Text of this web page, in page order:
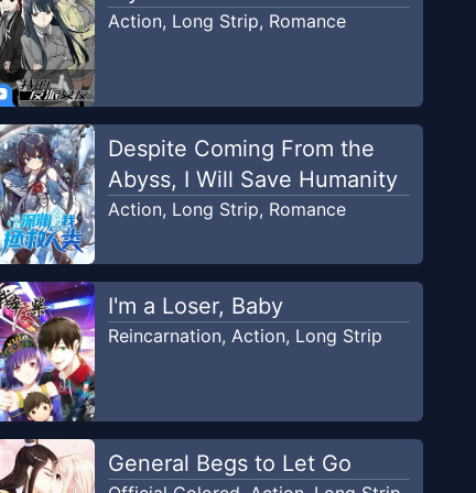
Action, Long Strip, Romance
Despite Coming From the
Abyss, I Will Save Humanity
Action, Long Strip, Romance
I'm a Loser, Baby
Reincarnation, Action, Long Strip
General Begs to Let Go